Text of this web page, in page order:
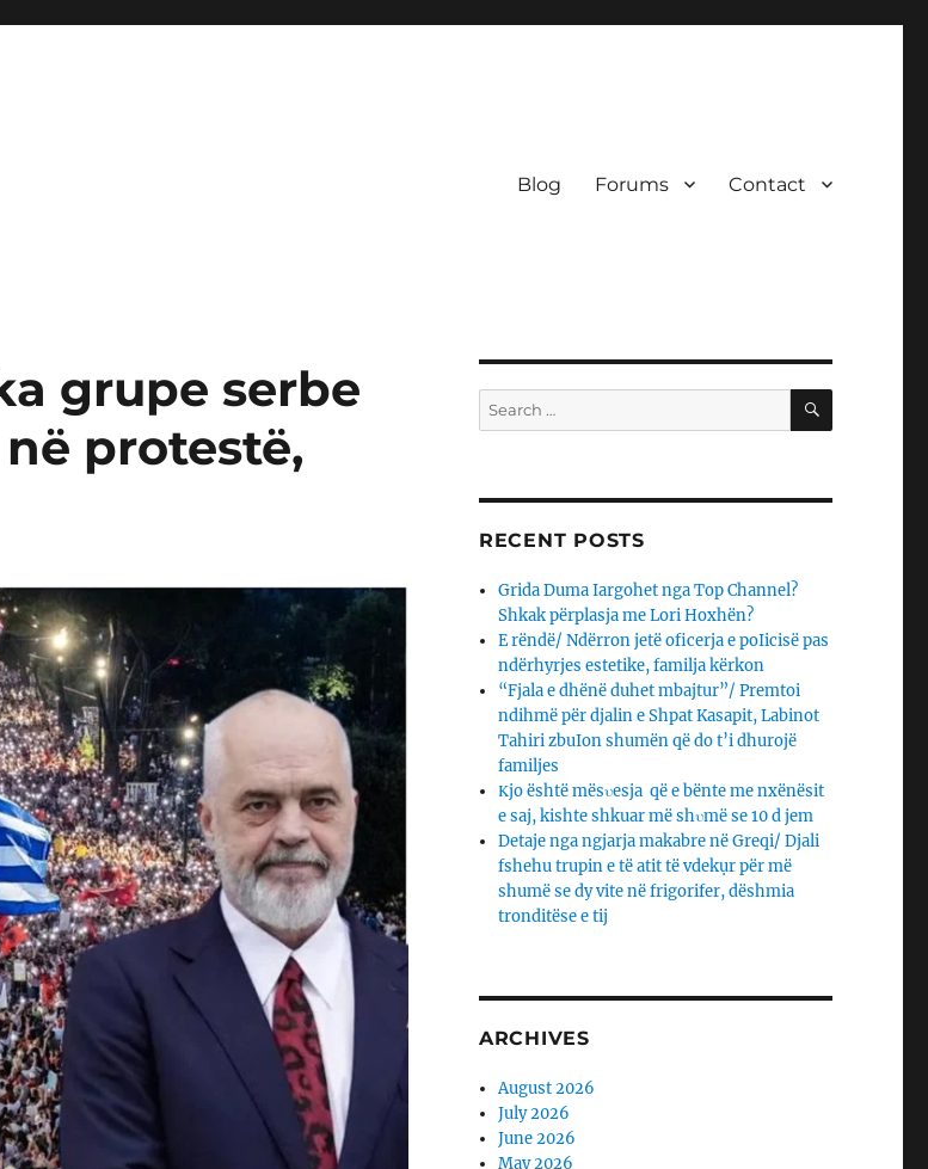
Blog Forums Contact
grupe serbe
protestë,
Search
for:
SEARCH
RECENT POSTS
Grida Duma Iargohet nga Top Channel?
Shkak përplasja me Lori Hoxhën?
E rëndë/ Ndërron jetë oficerja e poIicisë pas
ndërhyrjes estetike, familja kërkon
“Fjala e dhënë duhet mbajtur”/ Premtoi
ndihmë për djalin e Shpat Kasapit, Labinot
Tahiri zbuIon shumën që do t’i dhurojë
familjes
Κjo është mësυesja që e bënte me nxënësit
e saj, kishte shkuar më shυmë se 10 d jem
Detaje nga ngjarja makabre në Greqi/ Djali
fshehu trupin e të atit të vdekụr për më
shumë se dy vite në frigorifer, dëshmia
tronditëse e tij
ARCHIVES
August 2026
July 2026
June 2026
May 2026